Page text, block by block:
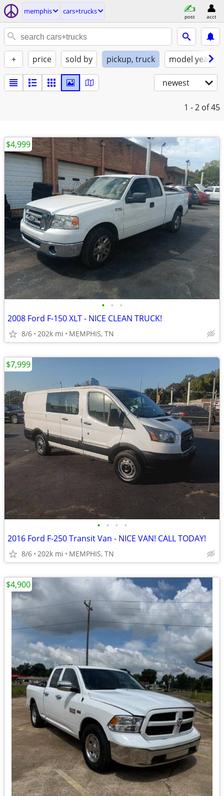
memphis cars+trucks
post acct
+ price sold by pickup, truck model year
newest
1 - 2 of 45
• • •
2008 Ford F-150 XLT - NICE CLEAN TRUCK!
8/6 202k mi MEMPHIS, TN
$4,999
• • • •
2016 Ford F-250 Transit Van - NICE VAN! CALL TODAY!
8/6 202k mi MEMPHIS, TN
$7,999
$4,900